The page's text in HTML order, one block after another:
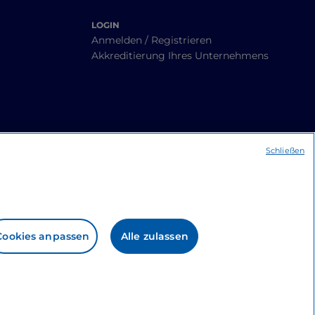
LOGIN
Anmelden / Registrieren
Akkreditierung Ihres Unternehmens
anpassen Alle zulassen
Schließen